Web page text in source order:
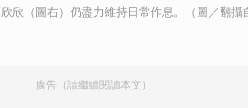
欣（圖右）仍盡力維持日常作息。（圖／翻攝
廣告（請繼續閱讀本文）